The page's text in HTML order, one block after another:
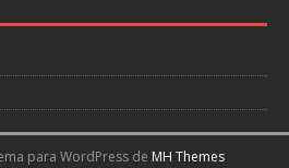
para WordPress de MH Themes